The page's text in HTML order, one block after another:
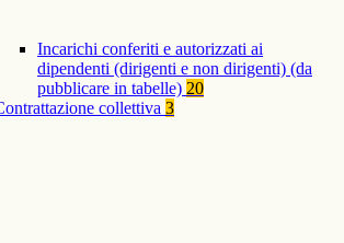
Incarichi conferiti e autorizzati ai
dipendenti (dirigenti e non dirigenti) (da
pubblicare in tabelle) 20
collettiva 3